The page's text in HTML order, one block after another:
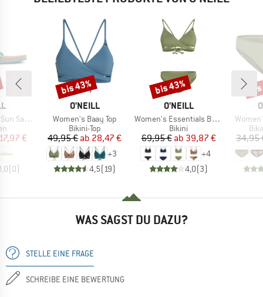
Preis
€
(0)
MARKE
O'NEILL
Artikel
Women's Baay Top
Produktgruppe
Bikini-Top
Preis
49,95 € reduzierter Preis
ab 28,47 €
+3
4,5(19)
Rabatt
bis 43%
MARKE
O'NEILL
Artikel
Women's Essentials Baay Maoi Bikini Set
Produktgruppe
Bikini
Preis
69,95 € reduzierter Preis
ab 39,87 €
+4
4,0(3)
Rabatt
bis 43%
Artikel
34,95
WAS SAGST DU DAZU?
STELLE EINE FRAGE
SCHREIBE EINE BEWERTUNG